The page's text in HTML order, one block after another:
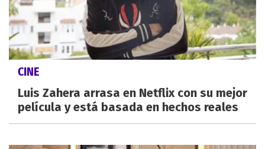
CINE
Luis Zahera arrasa en Netflix con su mejor
película y está basada en hechos reales